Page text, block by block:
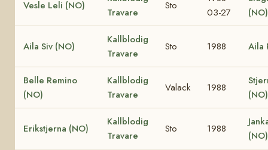
Vesle Leli (NO)
Travare
Sto
03-27
(NO)
Aila Siv (NO)
Kallblodig
Travare
Sto 1988 Aila
Belle Remino
(NO)
Kallblodig
Travare
Valack 1988
(NO)
Erikstjerna (NO)
Kallblodig
Travare
Sto 1988
(NO)